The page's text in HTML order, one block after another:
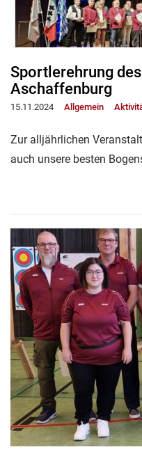
Sportlerehrung
Aschaffenburg
15.11.2024 Allgemein
Zur alljährlichen
auch unsere besten